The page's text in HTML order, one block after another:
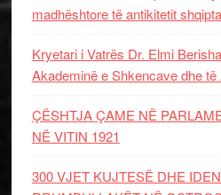
madhështore të antikitetit
Kryetari i Vatrës Dr. Elmi
Akademinë e Shkencave dhe
ÇËSHTJA ÇAME NË
NË VITIN 1921
300 VJET KUJTESË DHE